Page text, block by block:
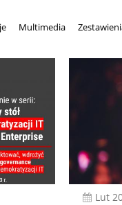
Multimedia
lut